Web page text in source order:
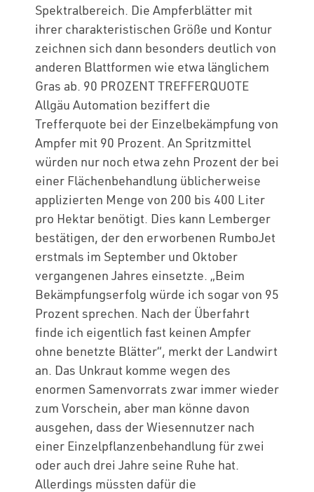
Spektralbereich. Die Ampferblätter mit
ihrer charakteristischen Größe und Kontur
zeichnen sich dann besonders deutlich von
anderen Blattformen wie etwa länglichem
Gras ab. 90 PROZENT TREFFERQUOTE
Allgäu Automation beziffert die
Trefferquote bei der Einzelbekämpfung von
Ampfer mit 90 Prozent. An Spritzmittel
würden nur noch etwa zehn Prozent der bei
einer Flächenbehandlung üblicherweise
applizierten Menge von 200 bis 400 Liter
pro Hektar benötigt. Dies kann Lemberger
bestätigen, der den erworbenen RumboJet
erstmals im September und Oktober
vergangenen Jahres einsetzte. „Beim
Bekämpfungserfolg würde ich sogar von 95
Prozent sprechen. Nach der Überfahrt
finde ich eigentlich fast keinen Ampfer
ohne benetzte Blätter“, merkt der Landwirt
an. Das Unkraut komme wegen des
enormen Samenvorrats zwar immer wieder
zum Vorschein, aber man könne davon
ausgehen, dass der Wiesennutzer nach
einer Einzelpflanzenbehandlung für zwei
oder auch drei Jahre seine Ruhe hat.
Allerdings müssten dafür die